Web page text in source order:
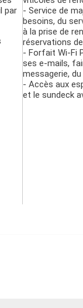
par
- Service de
besoins, du
à la prise de
réservations
- Forfait Wi-Fi
ses e-mails,
messagerie,
- Accès aux
et le sundeck